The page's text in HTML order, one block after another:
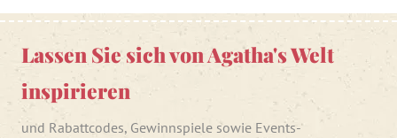
Lassen Sie sich von Agatha's Welt
inspirieren
und Rabattcodes, Gewinnspiele sowie Events-